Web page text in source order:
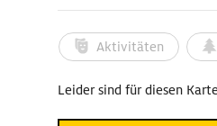
Aktivitäten
Leider sind für diesen